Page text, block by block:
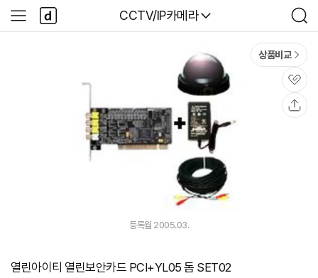
다나와
CCTV/IP카메라
검
색
사
이
다
나
와
상품비교
관
심
등록월 2005.03.
열린아이티 열린보안카드 PCI+YL05 돔 SET02